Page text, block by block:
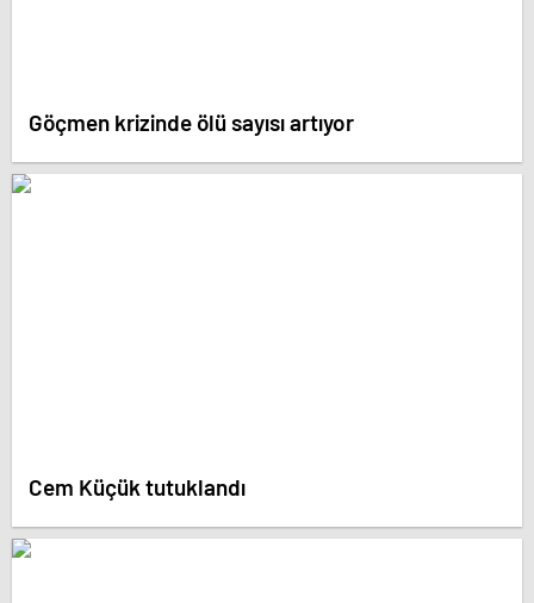
Göçmen krizinde ölü sayısı artıyor
Cem Küçük tutuklandı